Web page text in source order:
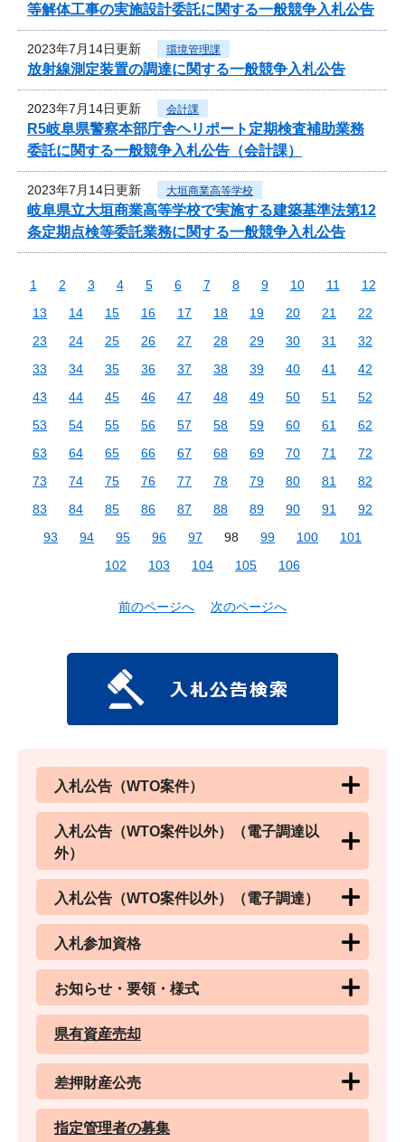
等解体工事の実施設計委託に関する一般競争入札公告
2023年7月14日更新 環境管理課
放射線測定装置の調達に関する一般競争入札公告
2023年7月14日更新 会計課
R5岐阜県警察本部庁舎ヘリポート定期検査補助業務
委託に関する一般競争入札公告（会計課）
2023年7月14日更新 大垣商業高等学校
岐阜県立大垣商業高等学校で実施する建築基準法第12
条定期点検等委託業務に関する一般競争入札公告
1 2 3 4 5 6 7 8 9 10 11
12
13
14 15 16 17 18 19 20 21
22
23
24 25 26 27 28 29 30 31
32
33
34 35 36 37 38 39 40 41
42
43
44 45 46 47 48 49 50 51
52
53
54 55 56 57 58 59 60 61
62
63
64 65 66 67 68 69 70 71
72
73
74 75 76 77 78 79 80 81
82
83
84 85 86 87 88 89 90 91
92
93
94 95 96 97 98 99 100
101
102
103 104 105 106
前のページへ 次のページへ
入札公告（WTO案件）
入札公告（WTO案件以外）（電子調達以
外）
入札公告（WTO案件以外）（電子調達）
入札参加資格
お知らせ・要領・様式
県有資産売却
差押財産公売
指定管理者の募集